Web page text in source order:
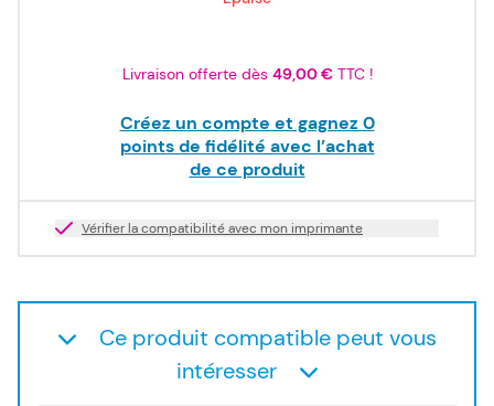
Livraison offerte dès 49,00 €TTC !
Créez un compte et gagnez 0
points de fidélité avec l’achat
de ce produit
Vérifier la compatibilité avec mon imprimante
Ce produit compatible peut vous
intéresser